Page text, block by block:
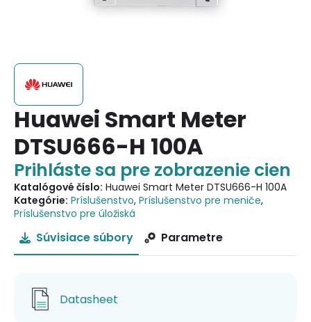
Huawei Smart Meter
DTSU666-H 100A
Prihláste sa pre zobrazenie cien
Katalógové číslo: Huawei Smart Meter DTSU666-H 100A
Kategórie: Príslušenstvo, Príslušenstvo pre meniče,
Príslušenstvo pre úložiská
Súvisiace súbory Parametre
Datasheet